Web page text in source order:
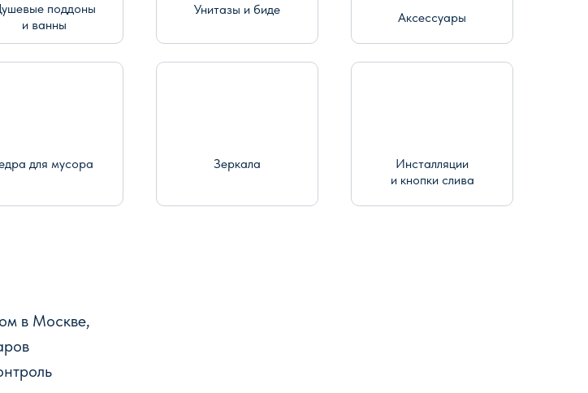
для мусора Зеркала
Аксессуары
Инсталляции
и кнопки слива
Унитазы и биде
поддоны
и ванны
в Москве,